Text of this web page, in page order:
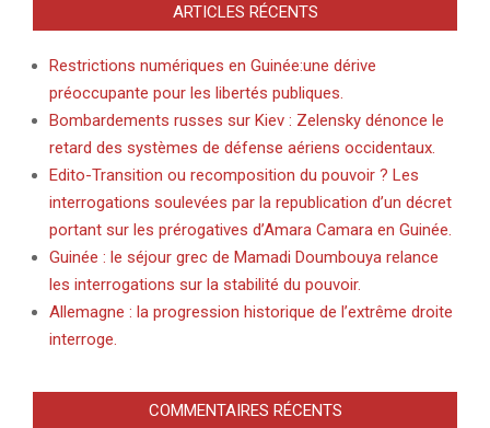
ARTICLES RÉCENTS
Restrictions numériques en Guinée:une dérive
préoccupante pour les libertés publiques.
Bombardements russes sur Kiev : Zelensky dénonce le
retard des systèmes de défense aériens occidentaux.
Edito-Transition ou recomposition du pouvoir ? Les
interrogations soulevées par la republication d’un décret
portant sur les prérogatives d’Amara Camara en Guinée.
Guinée : le séjour grec de Mamadi Doumbouya relance
les interrogations sur la stabilité du pouvoir.
Allemagne : la progression historique de l’extrême droite
interroge.
COMMENTAIRES RÉCENTS